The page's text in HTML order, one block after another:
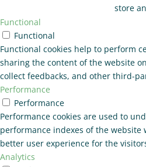
store
Functional
Functional
Functional cookies help to perform
sharing the content of the website
collect feedbacks, and other third-
Performance
Performance
Performance cookies are used to
performance indexes of the
better user experience for the
Analytics